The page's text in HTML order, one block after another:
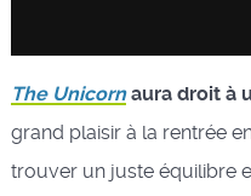
The Unicorn aura droit à
grand plaisir à la rentrée
trouver un juste équilibre